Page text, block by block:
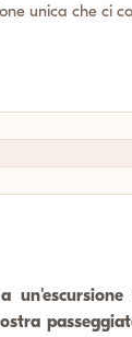
unica che ci